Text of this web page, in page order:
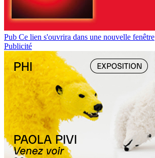
Pub Ce lien s'ouvrira dans une nouvelle fenêtre
Publicité